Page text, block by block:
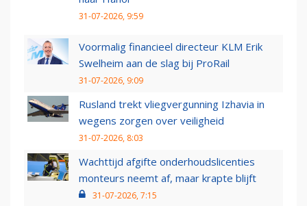
31-07-2026, 9:59
Voormalig financieel directeur KLM Erik
Swelheim aan de slag bij ProRail
31-07-2026, 9:09
Rusland trekt vliegvergunning Izhavia in
wegens zorgen over veiligheid
31-07-2026, 8:03
Wachttijd afgifte onderhoudslicenties
monteurs neemt af, maar krapte blijft
31-07-2026, 7:15